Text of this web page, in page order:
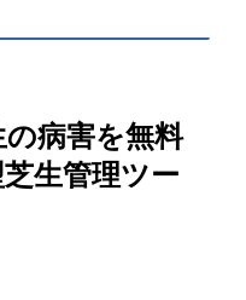
病害を無料
生管理ツー